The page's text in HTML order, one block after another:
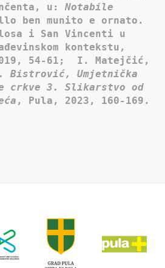
u: Notabile
ben munito e ornato.
i San Vincenti u
kontekstu,
54-61; I. Matejčić,
Bistrović, Umjetnička
crkve 3. Slikarstvo od
, Pula, 2023, 160-169.